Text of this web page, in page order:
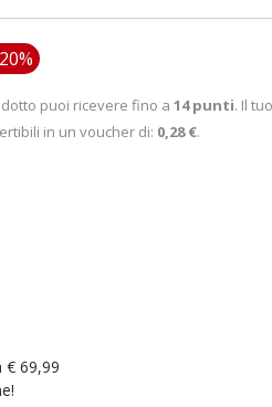
puoi ricevere fino a 14 punti. Il tuo
in un voucher di: 0,28 €.
€ 69,99